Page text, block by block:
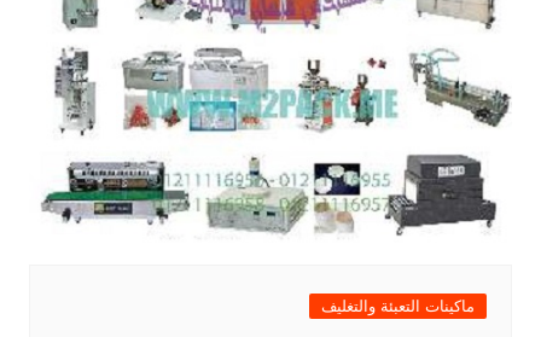
ماكينات التعبئة والتغليف